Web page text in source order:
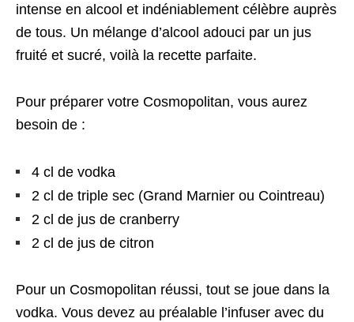
intense en alcool et indéniablement célèbre auprès
de tous. Un mélange d’alcool adouci par un jus
fruité et sucré, voilà la recette parfaite.
Pour préparer votre Cosmopolitan, vous aurez
besoin de :
4 cl de vodka
2 cl de triple sec (Grand Marnier ou Cointreau)
2 cl de jus de cranberry
2 cl de jus de citron
Pour un Cosmopolitan réussi, tout se joue dans la
vodka. Vous devez au préalable l’infuser avec du